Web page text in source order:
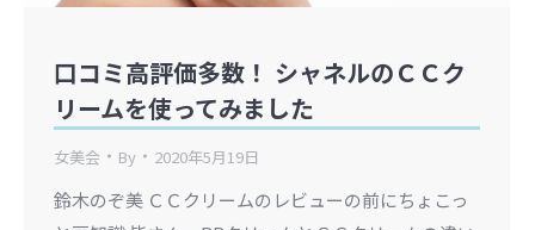
口コミ高評価多数！ シャネルのＣＣク
リームを使ってみました
女美会 By 2020年5月19日
鈴木のぞ美 ＣＣクリームのレビューの前にちょこっ